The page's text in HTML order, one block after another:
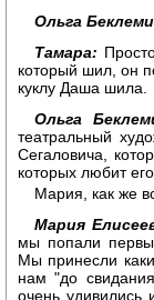
Ольга
Тамара:
который шил, он
куклу Даша шила.
Ольга
театральный
Сегаловича,
которых любит
Мария, как же
Мария
мы попали
Мы принесли
нам "до
очень удивились